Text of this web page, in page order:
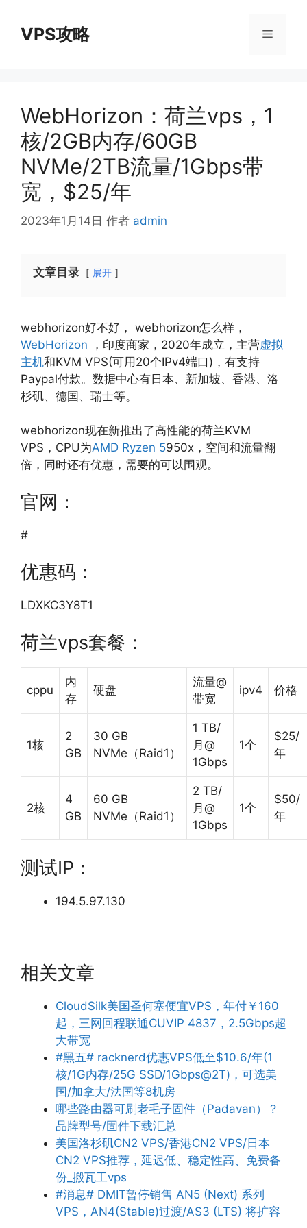
VPS攻略 菜
WebHorizon：荷兰vps，1
核/2GB内存/60GB
NVMe/2TB流量/1Gbps带
宽，$25/年
2023年1月14日 作者 admin
文章目录 展开
webhorizon好不好， webhorizon怎么样，
WebHorizon ，印度商家，2020年成立，主营虚拟
主机和KVM VPS(可用20个IPv4端口)，有支持
Paypal付款。数据中心有日本、新加坡、香港、洛
杉矶、德国、瑞士等。
webhorizon现在新推出了高性能的荷兰KVM
VPS，CPU为AMD Ryzen 5950x，空间和流量翻
倍，同时还有优惠，需要的可以围观。
官网：
#
优惠码：
LDXKC3Y8T1
荷兰vps套餐：
cppu
内
存
硬盘
流量@
带宽
ipv4 价格
1核
2
GB
30 GB
NVMe（Raid1）
1 TB/
月@
1Gbps
1个
$25/
年
2核
4
GB
60 GB
NVMe（Raid1）
2 TB/
月@
1Gbps
1个
$50/
年
测试IP：
194.5.97.130
相关文章
CloudSilk美国圣何塞便宜VPS，年付￥160
起，三网回程联通CUVIP 4837，2.5Gbps超
大带宽
#黑五# racknerd优惠VPS低至$10.6/年(1
核/1G内存/25G SSD/1Gbps@2T)，可选美
国/加拿大/法国等8机房
哪些路由器可刷老毛子固件（Padavan）？
品牌型号/固件下载汇总
美国洛杉矶CN2 VPS/香港CN2 VPS/日本
CN2 VPS推荐，延迟低、稳定性高、免费备
份_搬瓦工vps
#消息# DMIT暂停销售 AN5 (Next) 系列
VPS，AN4(Stable)过渡/AS3 (LTS) 将扩容